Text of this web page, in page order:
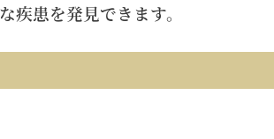
患を発見できます。